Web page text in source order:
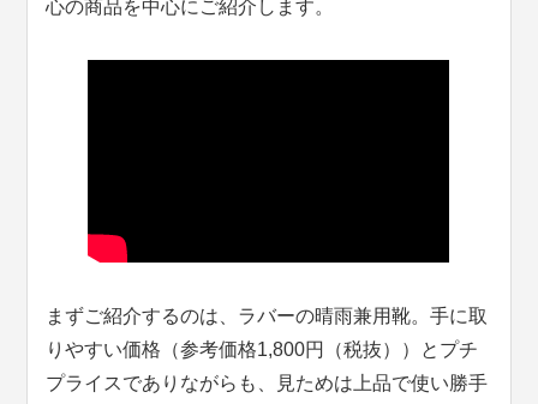
心の商品を中心にご紹介します。
まずご紹介するのは、ラバーの晴雨兼用靴。手に取
りやすい価格（参考価格1,800円（税抜））とプチ
プライスでありながらも、見ためは上品で使い勝手